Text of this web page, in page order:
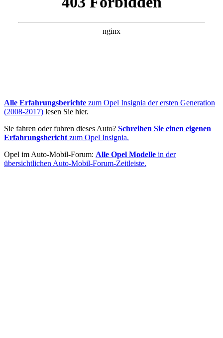
Alle Erfahrungsberichte zum Opel Insignia der ersten Generation
(2008-2017) lesen Sie hier.
Sie fahren oder fuhren dieses Auto? Schreiben Sie einen eigenen
Erfahrungsbericht zum Opel Insignia.
Opel im Auto-Mobil-Forum: Alle Opel Modelle in der
übersichtlichen Auto-Mobil-Forum-Zeitleiste.